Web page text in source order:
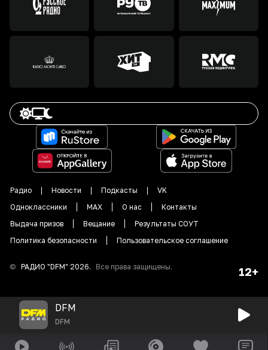
Радио Новости Подкасты
VK
Одноклассники
MAX О нас
Контакты
Выдача призов
Вещание
Результаты СОУТ
Политика безопасности
Пользовательское соглашение
© РАДИО "DFM" 2026. Все права защищены. 12+
DFM
DFM